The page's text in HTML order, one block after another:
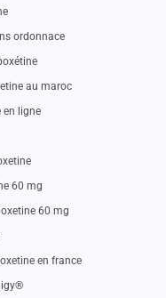
ordonnace
au maroc
en ligne
60 mg
60 mg
en france